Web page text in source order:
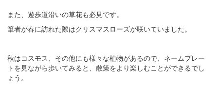
また、遊歩道沿いの草花も必見です。
筆者が春に訪れた際はクリスマスローズが咲いていました。
秋はコスモス、その他にも様々な植物があるので、ネームプレー
トを見ながら歩いてみると、散策をより楽しむことができるでし
ょう。